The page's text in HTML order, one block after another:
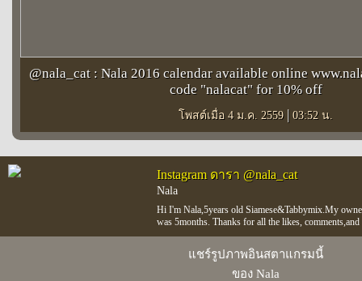
@nala_cat : Nala 2016 calendar available online
code "nalacat" for 10% off
โพสต์เมื่อ 4 ม.ค. 2559 | 03:52 น.
Instagram ดารา @nala_cat
Nala
Hi I'm Nala,5years old Siamese&Tabbymix.My
was 5months. Thanks for all the likes,
แชร์รูปภาพอินสตาแกรมนี้
ของ Nala